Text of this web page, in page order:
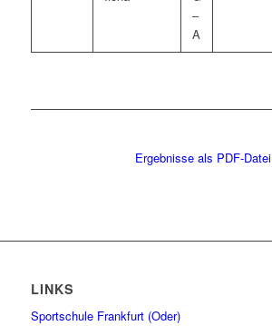
–
A
Ergebnisse als PDF-Datei
LINKS
Sportschule Frankfurt (Oder)